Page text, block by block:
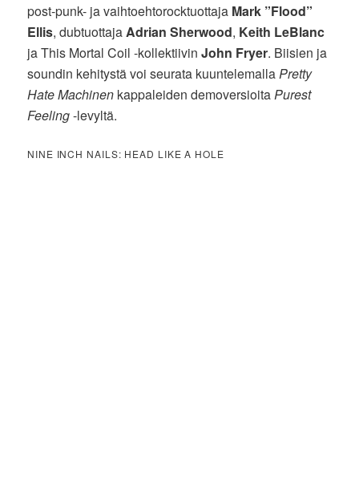
post-punk- ja vaihtoehtorocktuottaja Mark ”Flood”
Ellis, dubtuottaja Adrian Sherwood, Keith LeBlanc
ja This Mortal Coil -kollektiivinJohn Fryer. Biisien ja
soundin kehitystä voi seurata kuuntelemalla Pretty
Hate Machinen kappaleiden demoversioita Purest
Feeling-levyltä.
NINE INCH NAILS: HEAD LIKE A HOLE